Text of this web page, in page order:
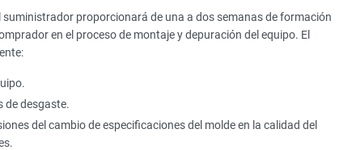
proporcionará de una a dos semanas de formación
en el proceso de montaje y depuración del equipo. El
de desgaste.
del cambio de especificaciones del molde en la calidad del